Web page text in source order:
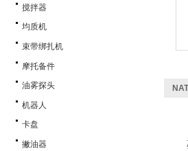
搅拌器
均质机
束带绑扎机
摩托备件
油雾探头
机器人
卡盘
撇油器